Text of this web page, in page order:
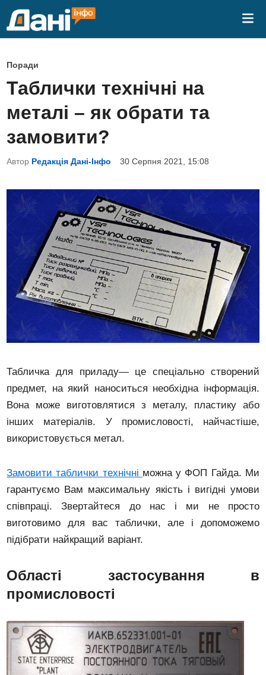
P
o
s
e
d
i
Поради
Таблички технічні на
металі – як обрати та
замовити?
Автор Редакція Дані-Інфо 30 Серпня 2021, 15:08
Табличка для приладу— це спеціально створений
предмет, на який наноситься необхідна інформація.
Вона може виготовлятися з металу, пластику або
інших матеріалів. У промисловості, найчастіше,
використовується метал.
Замовити таблички технічні можна у ФОП Гайда. Ми
гарантуємо Вам максимальну якість і вигідні умови
співпраці. Звертайтеся до нас і ми не просто
виготовимо для вас таблички, але і допоможемо
підібрати найкращий варіант.
Області застосування в
промисловості